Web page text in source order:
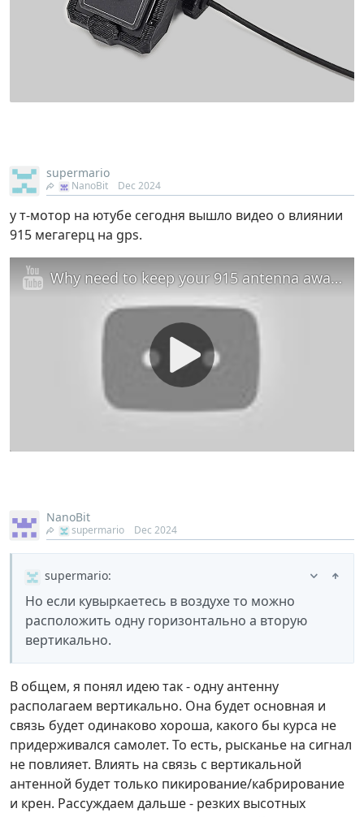
supermario
NanoBit Dec 2024
у т-мотор на ютубе сегодня вышло видео о влиянии
915 мегагерц на gps.
Why need to keep your 915 antenna away from GPS？
NanoBit
supermario Dec 2024
supermario:
Но если кувыркаетесь в воздухе то можно
расположить одну горизонтально а вторую
вертикально.
В общем, я понял идею так - одну антенну
располагаем вертикально. Она будет основная и
связь будет одинаково хороша, какого бы курса не
придерживался самолет. То есть, рысканье на сигнал
не повлияет. Влиять на связь с вертикальной
антенной будет только пикирование/кабрирование
и крен. Рассуждаем дальше - резких высотных